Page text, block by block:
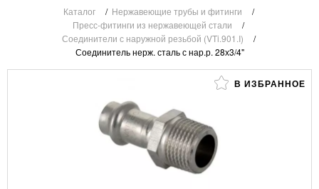
Каталог / Нержавеющие трубы и фитинги
/
Пресс-фитинги из нержавеющей стали
/
Соединители с наружной резьбой (VTi.901.I)
/
Соединитель нерж. сталь с нар.р. 28х3/4"
В ИЗБРАННОЕ